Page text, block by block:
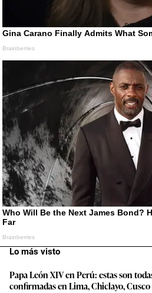
Lo más visto
Papa León XIV en Perú: estas son
confirmadas en Lima, Chiclayo,